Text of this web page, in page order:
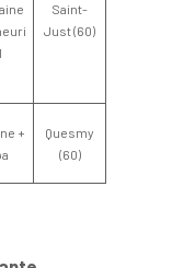
Saint-
Just (60)
+
Quesmy
(60)